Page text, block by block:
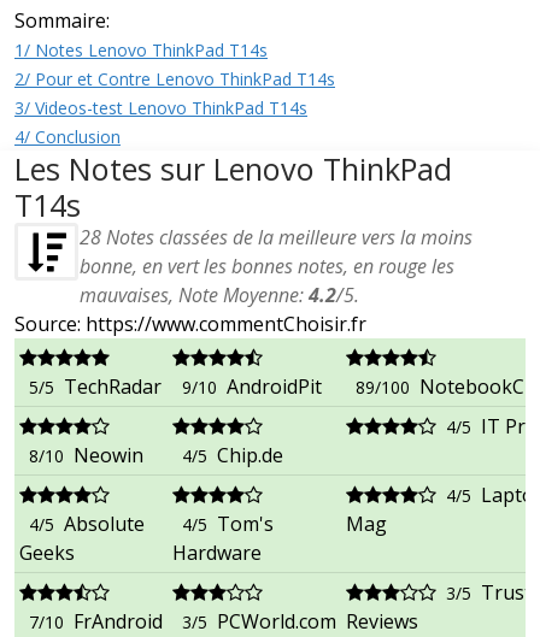
Sommaire:
1/ Notes Lenovo ThinkPad T14s
2/ Pour et Contre Lenovo ThinkPad T14s
3/ Videos-test Lenovo ThinkPad T14s
4/ Conclusion
Les Notes sur Lenovo ThinkPad
T14s
28Notes classées de la meilleure vers la moins
bonne, en vert les bonnes notes, en rouge les
mauvaises, Note Moyenne:4.2/5.
Source: https://www.commentChoisir.fr
5/5 TechRadar 9/10 AndroidPit 89/100
8/10 Neowin 4/5 Chip.de
4/5 IT Pro
4/5 Absolute
Geeks
4/5 Tom's
Hardware
4/5
Mag
7/10 FrAndroid 3/5 PCWorld.com
3/5
Reviews